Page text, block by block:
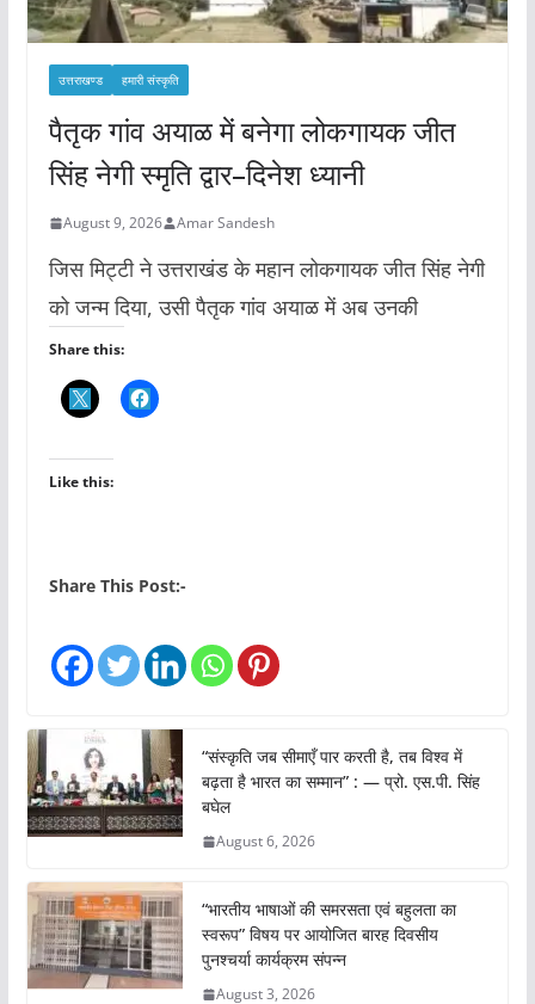
उत्तराखण्ड हमारी संस्कृति
पैतृक गांव अयाळ में बनेगा लोकगायक जीत
सिंह नेगी स्मृति द्वार–दिनेश ध्यानी
August 9, 2026 Amar Sandesh
जिस मिट्टी ने उत्तराखंड के महान लोकगायक जीत सिंह नेगी
को जन्म दिया, उसी पैतृक गांव अयाळ में अब उनकी
Share this:
Like this:
Share This Post:-
“संस्कृति जब सीमाएँ पार करती है, तब विश्व में
बढ़ता है भारत का सम्मान” : — प्रो. एस.पी. सिंह
बघेल
August 6, 2026
“भारतीय भाषाओं की समरसता एवं बहुलता का
स्वरूप” विषय पर आयोजित बारह दिवसीय
पुनश्चर्या कार्यक्रम संपन्न
August 3, 2026